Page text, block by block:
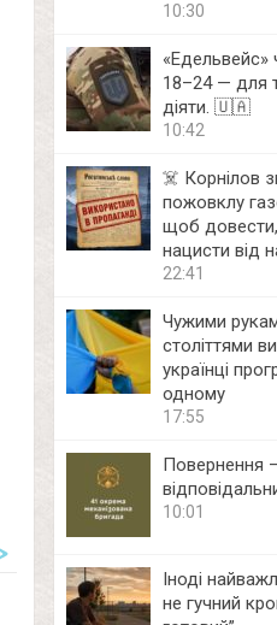
10:30
«Едельвейс»
18–24 — для
діяти. 🇺🇦
10:42
☠️ Корнілов
пожовклу
щоб
нацисти від
22:41
Чужими
століттями
українці
одному
17:55
Повернення
10:01
Іноді
не гучний